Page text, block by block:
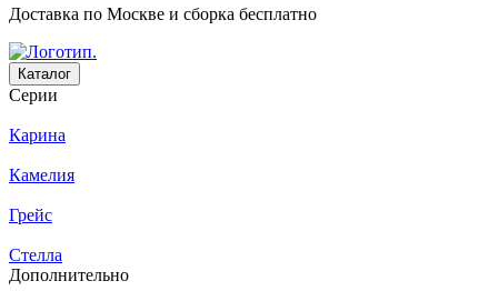
Доставка по Москве и сборка бесплатно
Каталог
Серии
Карина
Камелия
Грейс
Стелла
Дополнительно